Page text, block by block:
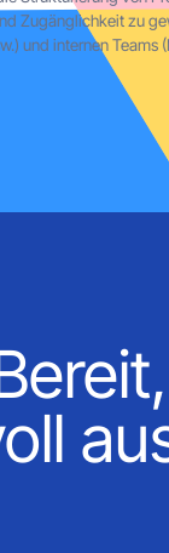
Zugänglichkeit zu
und internen Teams